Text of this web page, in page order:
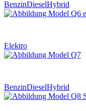
BenzinDieselHybrid
Elektro
BenzinDieselHybrid